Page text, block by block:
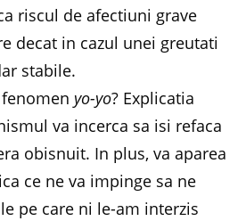
riscul de afectiuni grave
decat in cazul unei greutati
stabile.
yo-yo? Explicatia
va incerca sa isi refaca
obisnuit. In plus, va aparea
ce ne va impinge sa ne
pe care ni le-am interzis